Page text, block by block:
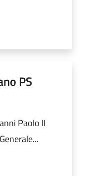
PS
Paolo II